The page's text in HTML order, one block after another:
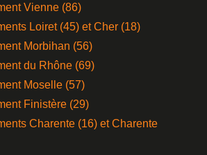
Vienne (86)
Loiret (45) et Cher (18)
Morbihan (56)
du Rhône (69)
Moselle (57)
Finistère (29)
Charente (16) et Charente